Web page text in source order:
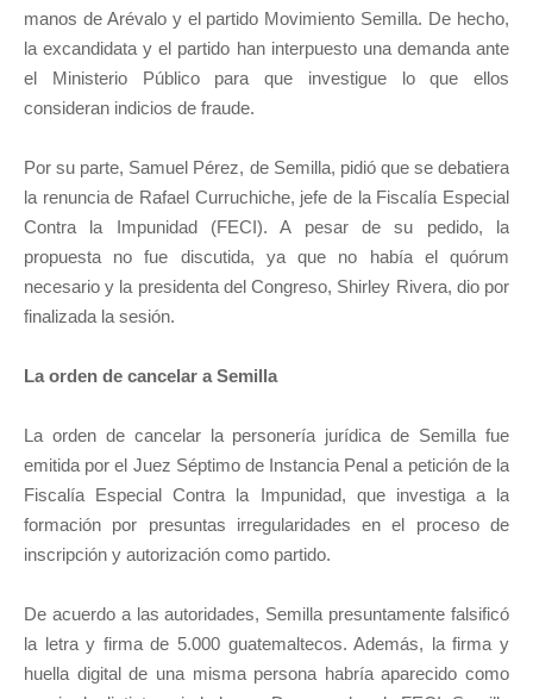
manos de Arévalo y el partido Movimiento Semilla. De hecho,
la excandidata y el partido han interpuesto una demanda ante
el Ministerio Público para que investigue lo que ellos
consideran indicios de fraude.
Por su parte, Samuel Pérez, de Semilla, pidió que se debatiera
la renuncia de Rafael Curruchiche, jefe de la Fiscalía Especial
Contra la Impunidad (FECI). A pesar de su pedido, la
propuesta no fue discutida, ya que no había el quórum
necesario y la presidenta del Congreso, Shirley Rivera, dio por
finalizada la sesión.
La orden de cancelar a Semilla
La orden de cancelar la personería jurídica de Semilla fue
emitida por el Juez Séptimo de Instancia Penal a petición de la
Fiscalía Especial Contra la Impunidad, que investiga a la
formación por presuntas irregularidades en el proceso de
inscripción y autorización como partido.
De acuerdo a las autoridades, Semilla presuntamente falsificó
la letra y firma de 5.000 guatemaltecos. Además, la firma y
huella digital de una misma persona habría aparecido como